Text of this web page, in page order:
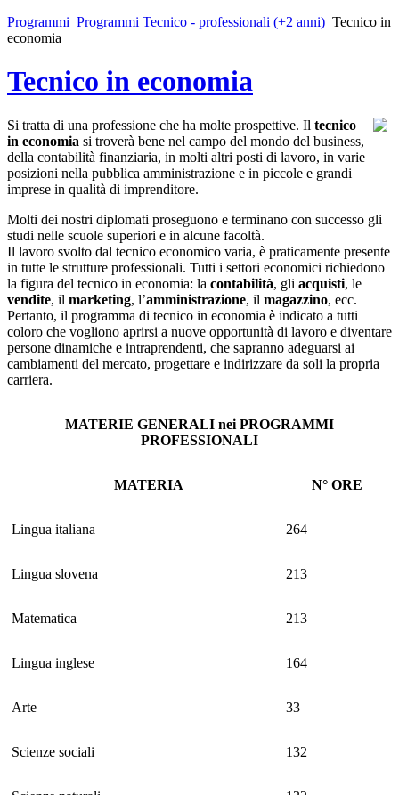
Programmi Programmi Tecnico - professionali (+2 anni) Tecnico in
economia
Tecnico in economia
Si tratta di una professione che ha molte prospettive. Il tecnico
in economia si troverà bene nel campo del mondo del business,
della contabilità finanziaria, in molti altri posti di lavoro, in varie
posizioni nella pubblica amministrazione e in piccole e grandi
imprese in qualità di imprenditore.
Molti dei nostri diplomati proseguono e terminano con successo gli
studi nelle scuole superiori e in alcune facoltà.
Il lavoro svolto dal tecnico economico varia, è praticamente presente
in tutte le strutture professionali. Tutti i settori economici richiedono
la figura del tecnico in economia: la contabilità, gli acquisti, le
vendite, il marketing, l’amministrazione, il magazzino, ecc.
Pertanto, il programma di tecnico in economia è indicato a tutti
coloro che vogliono aprirsi a nuove opportunità di lavoro e diventare
persone dinamiche e intraprendenti, che sapranno adeguarsi ai
cambiamenti del mercato, progettare e indirizzare da soli la propria
carriera.
MATERIE GENERALI nei PROGRAMMI
PROFESSIONALI
MATERIA N° ORE
Lingua italiana 264
Lingua slovena 213
Matematica 213
Lingua inglese 164
Arte 33
Scienze sociali 132